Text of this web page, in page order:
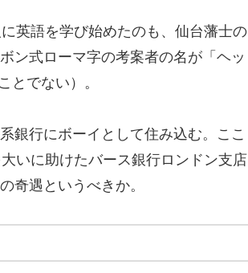
英語を学び始めたのも、仙台藩士の
ン式ローマ字の考案者の名が「ヘッ
とでない）。
銀行にボーイとして住み込む。ここ
いに助けたバース銀行ロンドン支店
奇遇というべきか。